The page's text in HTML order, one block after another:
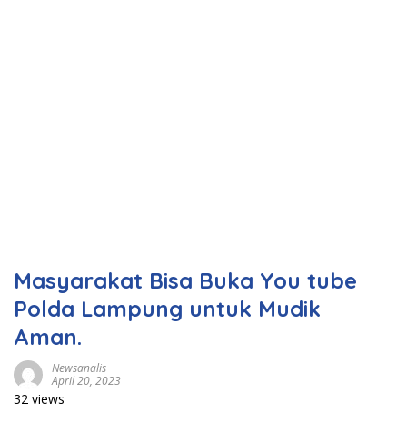
Masyarakat Bisa Buka You tube
Polda Lampung untuk Mudik
Aman.
Newsanalis
April 20, 2023
32 views